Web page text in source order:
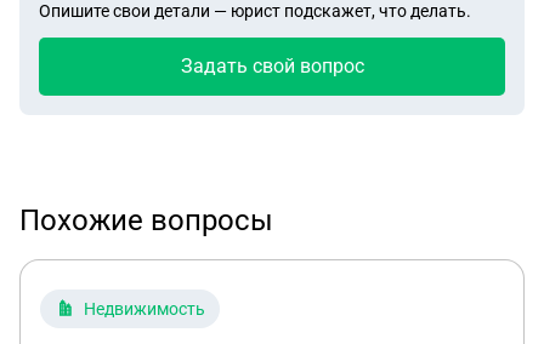
Опишите свои детали — юрист подскажет, что делать.
Задать свой вопрос
Похожие вопросы
Недвижимость